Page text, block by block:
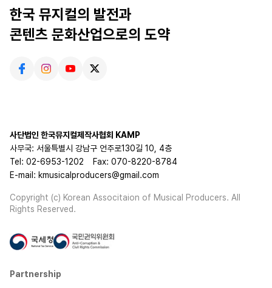
한국 뮤지컬의 발전과
콘텐츠 문화산업으로의 도약
사단법인 한국뮤지컬제작사협회 KAMP
사무국: 서울특별시 강남구 언주로130길 10, 4층
Tel: 02-6953-1202
Fax: 070-8220-8784
E-mail: kmusicalproducers@gmail.com
Copyright (c) Korean Associtaion of Musical Producers. All
Rights Reserved.
Partnership